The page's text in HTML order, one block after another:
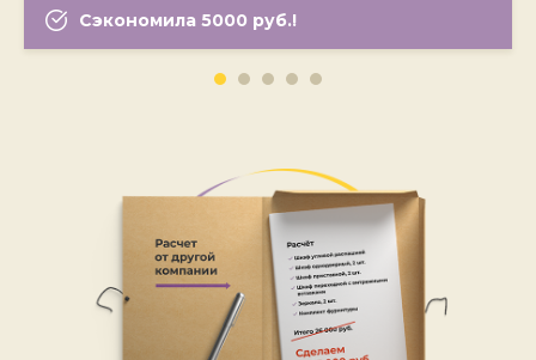
Сэкономила 5000 руб.!